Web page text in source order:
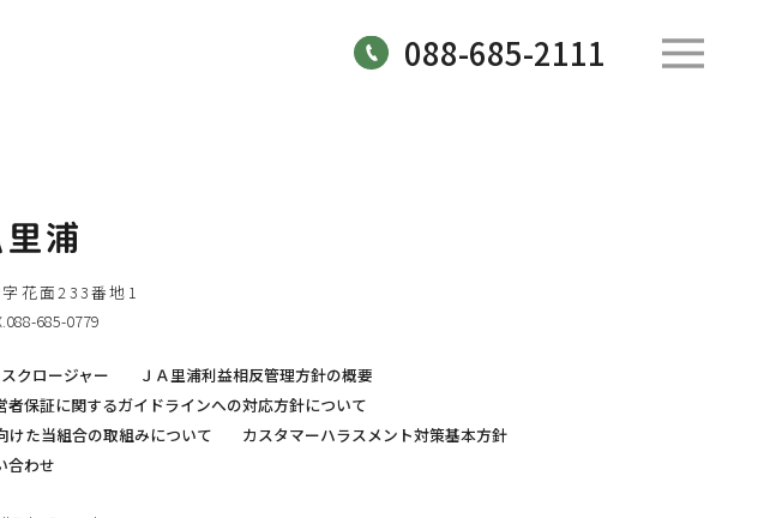
088-685-2111
花面233番地1
685-0779
クロージャー
ＪＡ里浦利益相反管理方針の概要
者保証に関するガイドラインへの対応方針について
けた当組合の取組みについて
カスタマーハラスメント対策基本方針
合わせ